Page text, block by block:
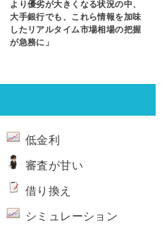
より優劣が大きくなる状況の中、
大手銀行でも、これら情報を加味
したリアルタイム市場相場の把握
が急務に」
低金利
審査が甘い
借り換え
シミュレーション